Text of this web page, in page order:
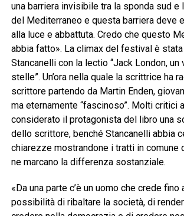
una barriera invisibile tra la sponda sud e
del Mediterraneo e questa barriera deve
alla luce e abbattuta. Credo che questo
abbia fatto». La climax del festival è stata
Stancanelli con la lectio “Jack London, un
stelle”. Un’ora nella quale la scrittrice ha
scrittore partendo da Martin Enden,
ma eternamente “fascinoso”. Molti critici
considerato il protagonista del libro una
dello scrittore, benché Stancanelli abbia
chiarezze mostrandone i tratti in comune
ne marcano la differenza sostanziale.
«Da una parte c’è un uomo che crede fino
possibilità di ribaltare la società, di